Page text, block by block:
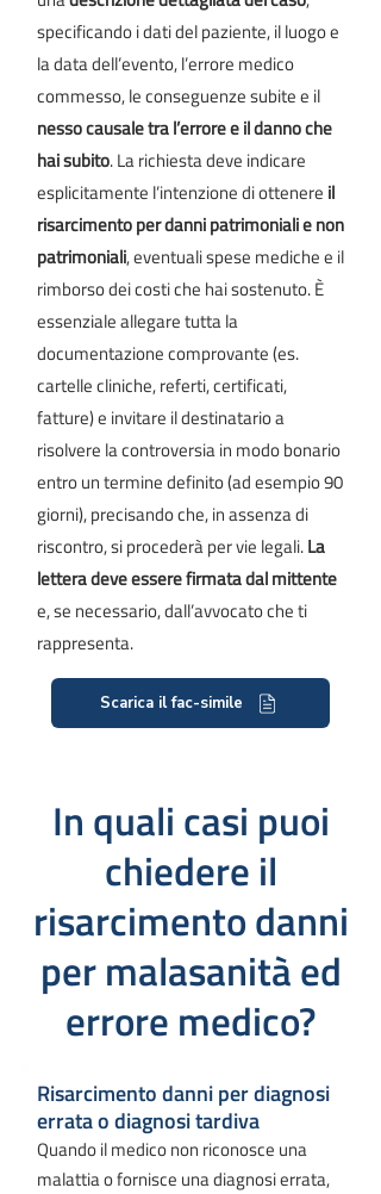
specificando i dati del paziente, il luogo e
la data dell’evento, l’errore medico
commesso, le conseguenze subite e il
nesso causale tra l’errore e il danno che
hai subito. La richiesta deve indicare
esplicitamente l’intenzione di ottenere il
risarcimento per danni patrimoniali e non
patrimoniali, eventuali spese mediche e il
rimborso dei costi che hai sostenuto. È
essenziale allegare tutta la
documentazione comprovante (es.
cartelle cliniche, referti, certificati,
fatture) e invitare il destinatario a
risolvere la controversia in modo bonario
entro un termine definito (ad esempio 90
giorni), precisando che, in assenza di
riscontro, si procederà per vie legali.La
lettera deve essere firmata dal mittente
e, se necessario, dall’avvocato che ti
rappresenta.
Scarica il fac-simile
In quali casi puoi
chiedere il
risarcimento danni
per malasanità ed
errore medico?
Risarcimento danni per diagnosi
errata o diagnosi tardiva
Quando il medico non riconosce una
malattia o fornisce una diagnosi errata,